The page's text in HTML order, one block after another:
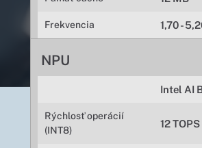
Frekvencia 1,70 -
NPU
Intel AI
Rýchlosť operácií
(INT8)
12 TOPS